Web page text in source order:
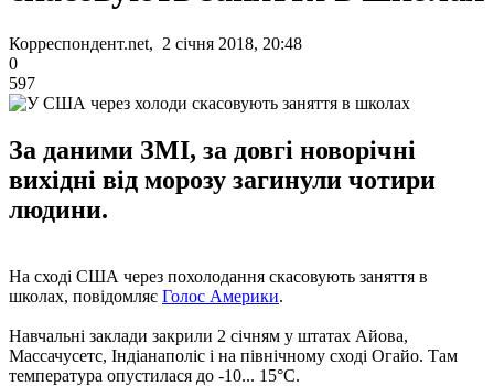
Корреспондент.net, 2 січня 2018, 20:48
0
597
За даними ЗМІ, за довгі новорічні
вихідні від морозу загинули чотири
людини.
На сході США через похолодання скасовують заняття в
школах, повідомляє Голос Америки.
Навчальні заклади закрили 2 січням у штатах Айова,
Массачусетс, Індіанаполіс і на північному сході Огайо. Там
температура опустилася до -10... 15°С.